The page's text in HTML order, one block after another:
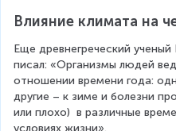
Влияние климата на
Еще древнегреческий
писал: «Организмы людей
отношении времени года:
другие – к зиме и болезни
или плохо)  в различные
условиях жизни».